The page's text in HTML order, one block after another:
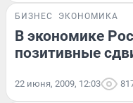
БИЗНЕС ЭКОНОМИКА
В экономике
позитивные
22 июня, 2009, 12:03